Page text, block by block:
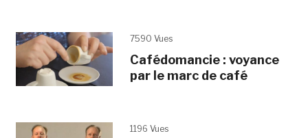
7590 Vues
Cafédomancie : voyance
par le marc de café
1196 Vues